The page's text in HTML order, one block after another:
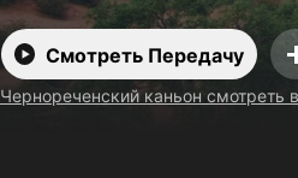
Смотреть Передачу
Чернореченский каньон смотреть